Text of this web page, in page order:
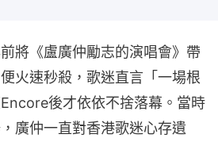
將《盧廣仲勵志的演唱會》帶
火速秒殺，歌迷直言「一場根
後才依依不捨落幕。當時
廣仲一直對香港歌迷心存遺